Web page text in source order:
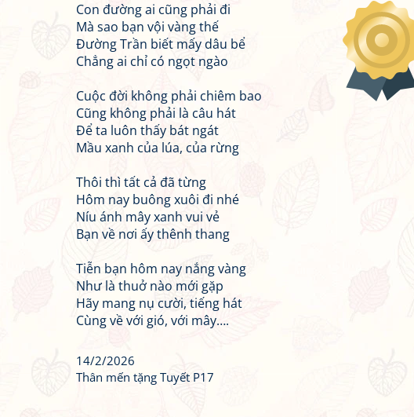
Con đường ai cũng phải đi
Mà sao bạn vội vàng thế
Đường Trần biết mấy dâu bể
Chẳng ai chỉ có ngọt ngào
Cuộc đời không phải chiêm bao
Cũng không phải là câu hát
Để ta luôn thấy bát ngát
Mầu xanh của lúa, của rừng
Thôi thì tất cả đã từng
Hôm nay buông xuôi đi nhé
Níu ánh mây xanh vui vẻ
Bạn về nơi ấy thênh thang
Tiễn bạn hôm nay nắng vàng
Như là thuở nào mới gặp
Hãy mang nụ cười, tiếng hát
Cùng về với gió, với mây….
14/2/2026
Thân mến tặng Tuyết P17